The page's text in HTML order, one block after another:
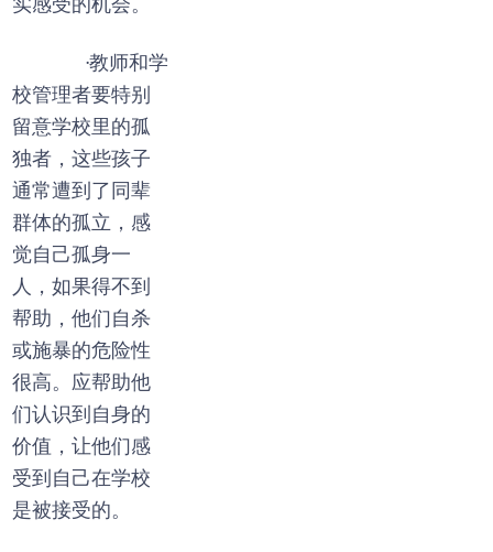
·教师和学
校管理者要特别
留意学校里的孤
独者，这些孩子
通常遭到了同辈
群体的孤立，感
觉自己孤身一
人，如果得不到
帮助，他们自杀
或施暴的危险性
很高。应帮助他
们认识到自身的
价值，让他们感
受到自己在学校
是被接受的。